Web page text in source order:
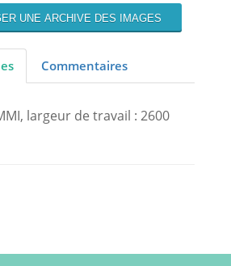
UNE ARCHIVE DES IMAGES
Commentaires
largeur de travail : 2600